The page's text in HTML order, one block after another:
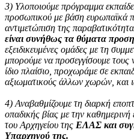
3) Υλοποιούμε πρόγραμμα
προσωπικού με βάση ευρωπαϊκά
αντιμετώπιση της
είναι συνήθως τα θύματα
εξειδικευμένες ομάδες με τη
μπορούμε να προσεγγίσουμε
ίδιο πλαίσιο, προχωράμε σε
αξιωματικούς άλλων χωρών, και
4) Αναβαθμίζουμε τη διαρκή
οπαδικής βίας με την
του Αρχηγείου της ΕΛΑΣ και
Υπαρχηγού της.